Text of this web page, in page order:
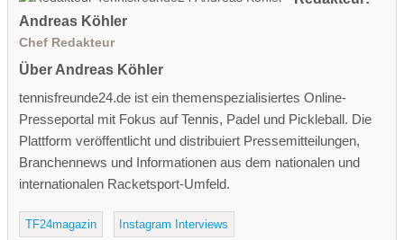
Andreas Köhler
Chef Redakteur
Über Andreas Köhler
tennisfreunde24.de ist ein themenspezialisiertes Online-
Presseportal mit Fokus auf Tennis, Padel und Pickleball. Die
Plattform veröffentlicht und distribuiert Pressemitteilungen,
Branchennews und Informationen aus dem nationalen und
internationalen Racketsport-Umfeld.
TF24magazin Instagram Interviews